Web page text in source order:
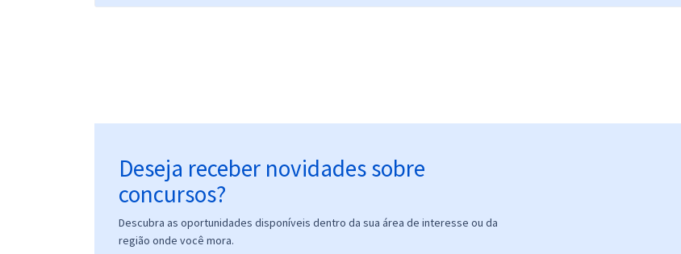
Deseja receber novidades sobre
concursos?
Descubra as oportunidades disponíveis dentro da sua área de interesse ou da
região onde você mora.